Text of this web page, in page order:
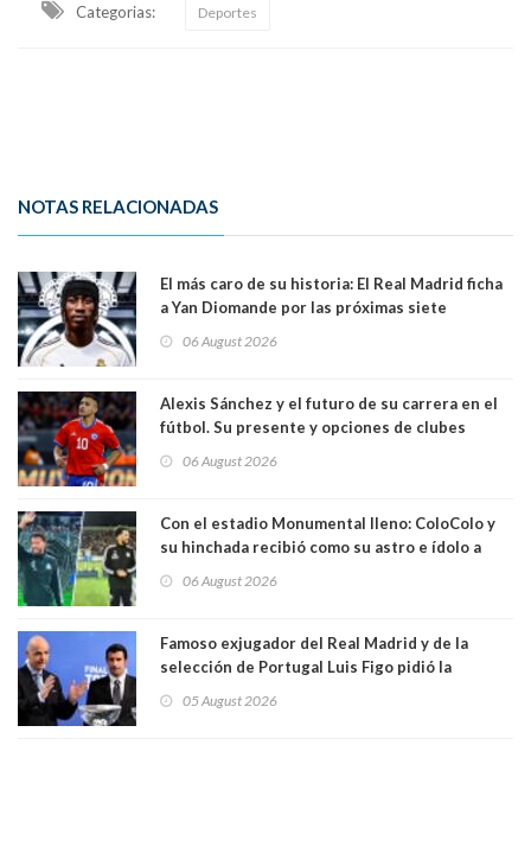
Categorias: Deportes
NOTAS RELACIONADAS
El más caro de su historia: El Real Madrid ficha
a Yan Diomande por las próximas siete
06 August 2026
Alexis Sánchez y el futuro de su carrera en el
fútbol. Su presente y opciones de clubes
06 August 2026
Con el estadio Monumental lleno: ColoColo y
su hinchada recibió como su astro e ídolo a
06 August 2026
Famoso exjugador del Real Madrid y de la
selección de Portugal Luis Figo pidió la
comportamiento más bajo y cobarde que he
05 August 2026